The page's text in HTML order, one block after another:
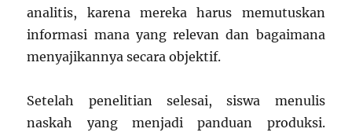
analitis, karena mereka harus memutuskan
informasi mana yang relevan dan bagaimana
menyajikannya secara objektif.
Setelah penelitian selesai, siswa menulis
naskah yang menjadi panduan produksi.